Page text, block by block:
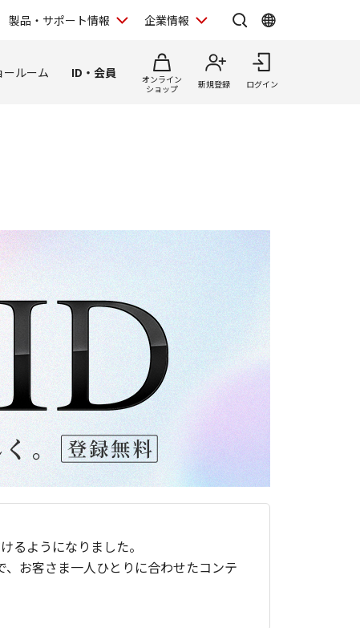
製品・サポート情報 企業情報
ールーム ID・会員
オンライン
ショップ
新規登録 ログイン
るようになりました。
お客さま一人ひとりに合わせたコンテ